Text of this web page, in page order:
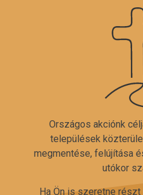
Országos akciónk
települések
megmentése, felújítása
utókor
Ha Ön is szeretne részt